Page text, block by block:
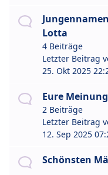
Lotta
4 Beiträge
Letzter Beitrag
25. Okt 2025
Eure
2 Beiträge
Letzter Beitrag
12. Sep 2025
Schönsten